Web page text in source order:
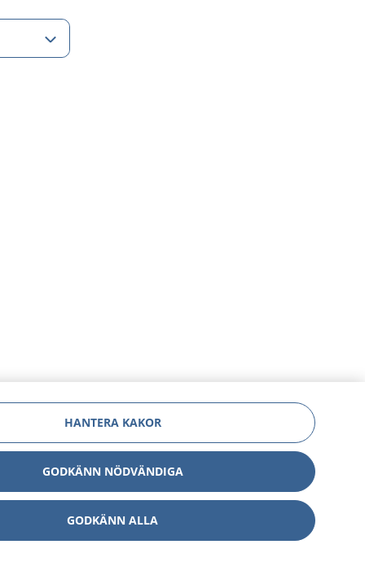
HANTERA KAKOR
GODKÄNN NÖDVÄNDIGA
GODKÄNN ALLA